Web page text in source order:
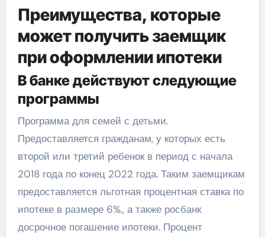
Преимущества, которые
может получить заемщик
при оформлении ипотеки
В банке действуют следующие
программы
Программа для семей с детьми.
Предоставляется гражданам, у которых есть
второй или третий ребенок в период с начала
2018 года по конец 2022 года. Таким заемщикам
предоставляется льготная процентная ставка по
ипотеке в размере 6%., а также росбанк
досрочное погашение ипотеки. Процент